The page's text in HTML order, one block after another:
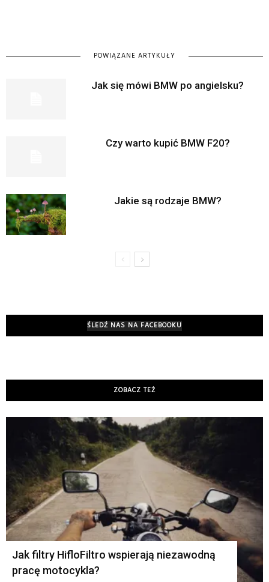
POWIĄZANE ARTYKUŁY
Jak się mówi BMW po angielsku?
Czy warto kupić BMW F20?
Jakie są rodzaje BMW?
ŚLEDŹ NAS NA FACEBOOKU
ZOBACZ TEŻ
Jak filtry HifloFiltro wspierają niezawodną
pracę motocykla?